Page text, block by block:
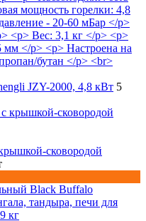
JZY-2000, 4,8 кВт 5
сковородой